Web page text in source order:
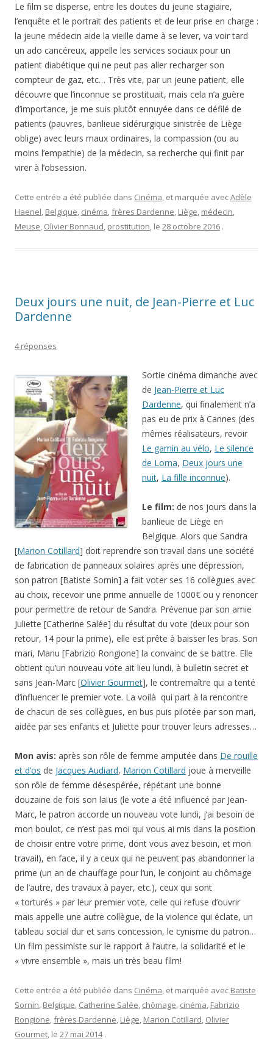
Le film se disperse, entre les doutes du jeune stagiaire,
l’enquête et le portrait des patients et de leur prise en charge :
la jeune médecin aide la vieille dame à se lever, va voir tard
un ado cancéreux, appelle les services sociaux pour un
patient diabétique qui ne peut pas aller recharger son
compteur de gaz, etc… Très vite, par un jeune patient, elle
découvre que l’inconnue se prostituait, mais cela n’a guère
d’importance, je me suis plutôt ennuyée dans ce défilé de
patients (pauvres, banlieue sidérurgique sinistrée de Liège
oblige) avec leurs maux ordinaires, la compassion (ou au
moins l’empathie) de la médecin, sa recherche qui finit par
virer à l’obsession.
Cette entrée a été publiée dans Cinéma, et marquée avecAdèle
Haenel, Belgique, cinéma,frères Dardenne, Liège, médecin,
Meuse, Olivier Bonnaud, prostitution, le 28 octobre 2016 .
Deux jours une nuit, de Jean-Pierre et Luc
Dardenne
4 réponses
Sortie cinéma dimanche avec
de Jean-Pierre et Luc
Dardenne, qui finalement n’a
pas eu de prix à Cannes (des
mêmes réalisateurs, revoir
Le gamin au vélo, Le silence
de Lorna, Deux jours une
nuit, La fille inconnue).
Le film: de nos jours dans la
banlieue de Liège en
Belgique. Alors que Sandra
[Marion Cotillard] doit reprendre son travail dans une société
de fabrication de panneaux solaires après une dépression,
son patron [Batiste Sornin] a fait voter ses 16 collègues avec
au choix, recevoir une prime annuelle de 1000€ ou y renoncer
pour permettre de retour de Sandra. Prévenue par son amie
Juliette [Catherine Salée] du résultat du vote (deux pour son
retour, 14 pour la prime), elle est prête à baisser les bras. Son
mari, Manu [Fabrizio Rongione] la convainc de se battre. Elle
obtient qu’un nouveau vote ait lieu lundi, à bulletin secret et
sans Jean-Marc [Olivier Gourmet], le contremaître qui a tenté
d’influencer le premier vote. La voilà qui part à la rencontre
de chacun de ses collègues, en bus puis pilotée par son mari,
aidée par ses enfants et Juliette pour trouver leurs adresses…
Mon avis: après son rôle de femme amputée dans De rouille
et d’os de Jacques Audiard, Marion Cotillard joue à merveille
son rôle de femme désespérée, répétant une bonne
douzaine de fois son laïus (le vote a été influencé par Jean-
Marc, le patron accorde un nouveau vote lundi, j’ai besoin de
mon boulot, ce n’est pas moi qui vous ai mis dans la position
de choisir entre votre prime, dont vous avez besoin, et mon
travail), en face, il y a ceux qui ne peuvent pas abandonner la
prime (un an de chauffage pour l’un, le conjoint au chômage
de l’autre, des travaux à payer, etc.), ceux qui sont
« torturés » par leur premier vote, celle qui refuse d’ouvrir
mais appelle une autre collègue, de la violence qui éclate, un
tableau social dur et sans concession, le cynisme du patron…
Un film pessimiste sur le rapport à l’autre, la solidarité et le
« vivre ensemble », mais un très beau film!
Cette entrée a été publiée dans Cinéma, et marquée avec Batiste
Sornin, Belgique, Catherine Salée, chômage, cinéma, Fabrizio
Rongione,frères Dardenne, Liège, Marion Cotillard, Olivier
Gourmet, le 27 mai 2014 .